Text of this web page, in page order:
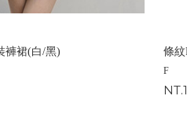
褲裙(白/黑) 條
F